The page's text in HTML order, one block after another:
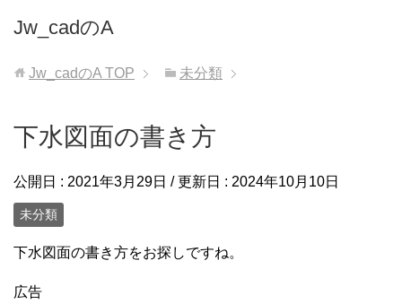
Jw_cadのA
Jw_cadのA TOP 未分類
下水図面の書き方
公開日 : 2021年3月29日 / 更新日 : 2024年10月10日
未分類
下水図面の書き方をお探しですね。
広告